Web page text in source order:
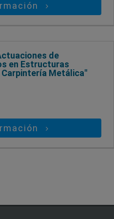
de
en Estructuras
Metálica"